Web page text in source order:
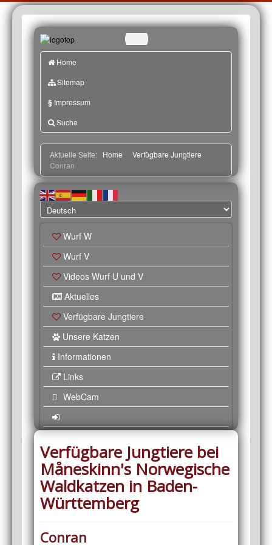
Home
Sitemap
§ Impressum
Suche
Aktuelle Seite: Home
Verfügbare Jungtiere
Conran
Wurf W
Wurf V
Videos Wurf U und V
Aktuelles
Verfügbare Jungtiere
Unsere Katzen
Informationen
Links
WebCam
Verfügbare Jungtiere bei
Måneskinn's Norwegische
Waldkatzen in Baden-
Württemberg
Conran